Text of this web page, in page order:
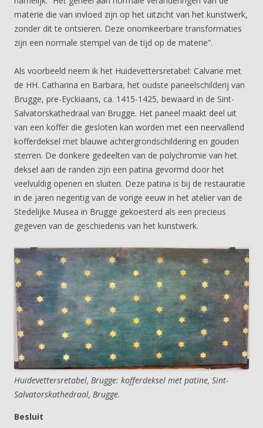
materie die van invloed zijn op het uitzicht van het kunstwerk,
zonder dit te ontsieren. Deze onomkeerbare transformaties
zijn een normale stempel van de tijd op de materie”.
Als voorbeeld neem ik het Huidevettersretabel: Calvarie met
de HH. Catharina en Barbara, het oudste paneelschilderij van
Brugge, pre-Eyckiaans, ca. 1415-1425, bewaard in de Sint-
Salvatorskathedraal van Brugge. Het paneel maakt deel uit
van een koffer die gesloten kan worden met een neervallend
kofferdeksel met blauwe achtergrondschildering en gouden
sterren. De donkere gedeelten van de polychromie van het
deksel aan de randen zijn een patina gevormd door het
veelvuldig openen en sluiten. Deze patina is bij de restauratie
in de jaren negentig van de vorige eeuw in het atelier van de
Stedelijke Musea in Brugge gekoesterd als een precieus
gegeven van de geschiedenis van het kunstwerk.
Huidevettersretabel, Brugge: kofferdeksel met patine, Sint-
Salvatorskathedraal, Brugge.
Besluit